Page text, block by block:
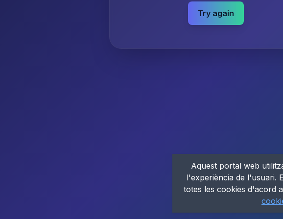
Try again
Aquest portal web
l'experiència de l'usuari.
totes les cookies d'acord